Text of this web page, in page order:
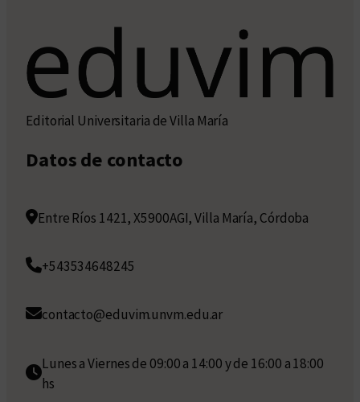
Editorial Universitaria de Villa María
Datos de contacto
Entre Ríos 1421, X5900AGI, Villa María, Córdoba
+543534648245
contacto@eduvim.unvm.edu.ar
Lunes a Viernes de 09:00 a 14:00 y de 16:00 a 18:00
hs